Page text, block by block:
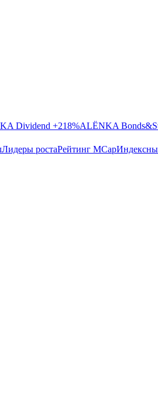
Dividend +218%ALЁNKA
Лидеры ростаРейтинг MCap